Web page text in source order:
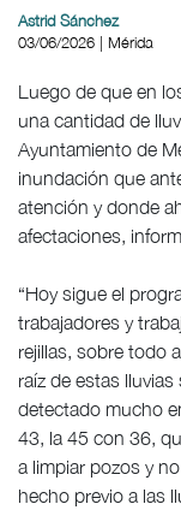
Astrid Sánchez
03/06/2026 | Mérida
Luego de que en
una cantidad de
Ayuntamiento de
inundación que
atención y donde
afectaciones,
“Hoy sigue el
trabajadores y
rejillas, sobre todo
raíz de estas
detectado mucho
43, la 45 con 36,
a limpiar pozos y
hecho previo a las